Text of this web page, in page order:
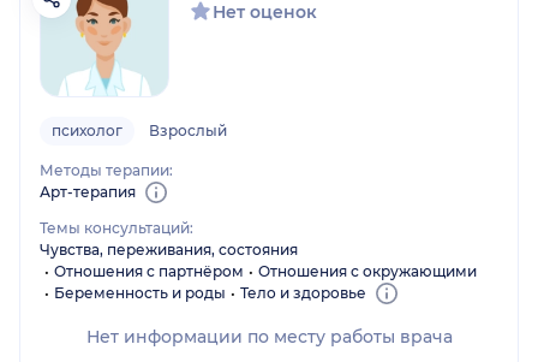
Нет оценок
психолог Взрослый
Методы терапии:
Арт-терапия
Темы консультаций:
Чувства, переживания, состояния
Отношения с партнёром
Отношения с окружающими
Беременность и роды
Тело и здоровье
Нет информации по месту работы врача